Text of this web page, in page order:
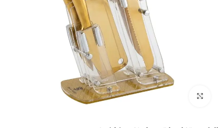
Click to enlarge